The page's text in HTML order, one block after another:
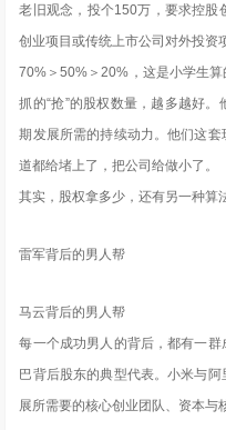
老旧观念，投个150万，要求控股
创业项目或传统上市公司对外投资
70%＞50%＞20%，这是小学生
抓的“抢”的股权数量，越多越好
期发展所需的持续动力。他们这
道都给堵上了，把公司给做小了。
其实，股权拿多少，还有另一种算
雷军背后的男人帮
马云背后的男人帮
每一个成功男人的背后，都有一
巴背后股东的典型代表。小米与
展所需要的核心创业团队、资本与